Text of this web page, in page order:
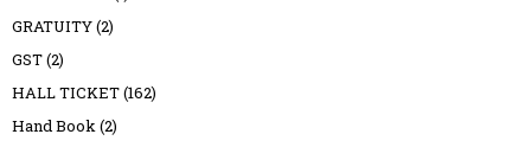
GRATUITY(2)
GST(2)
HALL TICKET(162)
Hand Book(2)